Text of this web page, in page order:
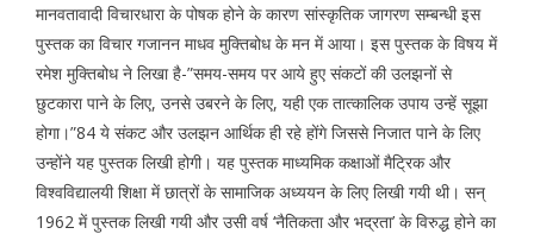
मानवतावादी विचारधारा के पोषक होने के कारण सांस्कृतिक जागरण सम्बन्धी इस
पुस्तक का विचार गजानन माधव मुक्तिबोध के मन में आया। इस पुस्तक के विषय में
रमेश मुक्तिबोध ने लिखा है-”समय-समय पर आये हुए संकटों की उलझनों से
छुटकारा पाने के लिए, उनसे उबरने के लिए, यही एक तात्कालिक उपाय उन्हें सूझा
होगा।”84 ये संकट और उलझन आर्थिक ही रहे होंगे जिससे निजात पाने के लिए
उन्होंने यह पुस्तक लिखी होगी। यह पुस्तक माध्यमिक कक्षाओं मैट्रिक और
विश्वविद्यालयी शिक्षा में छात्रों के सामाजिक अध्ययन के लिए लिखी गयी थी। सन्
1962 में पुस्तक लिखी गयी और उसी वर्ष ‘नैतिकता और भद्रता’ के विरुद्ध होने का